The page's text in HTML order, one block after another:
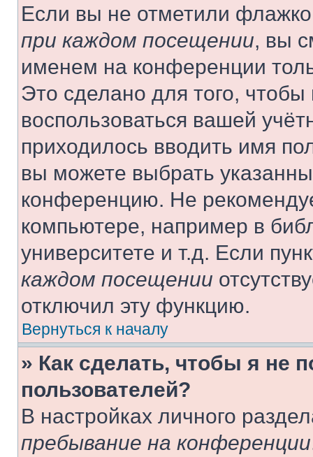
Если вы не отметили
при каждом посещении, вы
именем на конференции
Это сделано для того, чтобы
воспользоваться вашей
приходилось вводить имя
вы можете выбрать
конференцию. Не
компьютере, например в
университете и т.д. Если
каждом посещении
отключил эту функцию.
Вернуться к началу
» Как сделать, чтобы я не
пользователей?
В настройках личного
пребывание на конференции